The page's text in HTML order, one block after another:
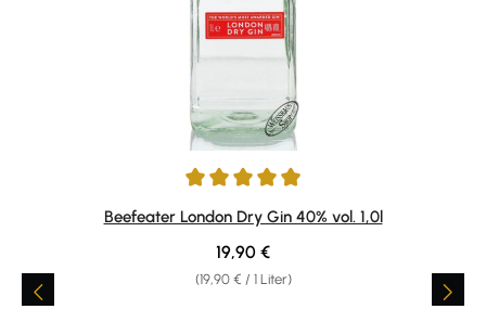
Durchschnittliche Bewertung von 4.88 von 5 Sternen
Beefeater London Dry Gin 40% vol. 1,0l
(19,90 € / 1 Liter)
Regulärer Preis:
19,90 €